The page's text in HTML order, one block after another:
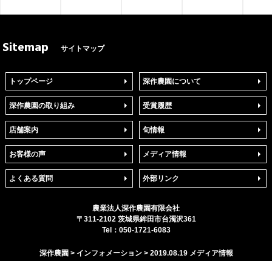
Sitemap サイトマップ
トップページ 深作農園について
深作農園の取り組み 受賞履歴
店舗案内 旬情報
お客様の声 メディア情報
よくある質問 外部リンク
農業法人深作農園有限会社
〒 311-2102 茨城県鉾田市台濁沢361
Tel： 050-1721-6083
深作農園 > インフォメーション> 2019.08.19 メディア情報